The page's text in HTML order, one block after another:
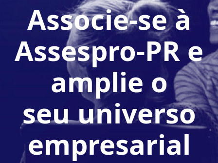
Associe-se à
Assespro-PR e
amplie o
seu universo
empresarial